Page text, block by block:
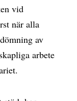
vid
när alla
av
arbete